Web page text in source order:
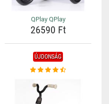
QPlay QPlay
26590 Ft
ÚJDONSÁG